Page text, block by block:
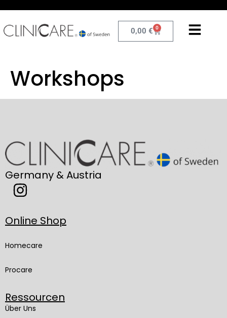
0,00 € 0
Workshops
Germany & Austria
Online Shop
Homecare
Procare
Ressourcen
Über Uns